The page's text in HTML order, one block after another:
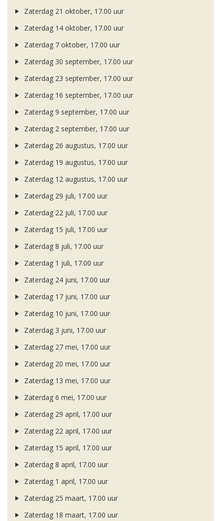
Zaterdag 21 oktober, 17.00 uur
Zaterdag 14 oktober, 17.00 uur
Zaterdag 7 oktober, 17.00 uur
Zaterdag 30 september, 17.00 uur
Zaterdag 23 september, 17.00 uur
Zaterdag 16 september, 17.00 uur
Zaterdag 9 september, 17.00 uur
Zaterdag 2 september, 17.00 uur
Zaterdag 26 augustus, 17.00 uur
Zaterdag 19 augustus, 17.00 uur
Zaterdag 12 augustus, 17.00 uur
Zaterdag 29 juli, 17.00 uur
Zaterdag 22 juli, 17.00 uur
Zaterdag 15 juli, 17.00 uur
Zaterdag 8 juli, 17.00 uur
Zaterdag 1 juli, 17.00 uur
Zaterdag 24 juni, 17.00 uur
Zaterdag 17 juni, 17.00 uur
Zaterdag 10 juni, 17.00 uur
Zaterdag 3 juni, 17.00 uur
Zaterdag 27 mei, 17.00 uur
Zaterdag 20 mei, 17.00 uur
Zaterdag 13 mei, 17.00 uur
Zaterdag 6 mei, 17.00 uur
Zaterdag 29 april, 17.00 uur
Zaterdag 22 april, 17.00 uur
Zaterdag 15 april, 17.00 uur
Zaterdag 8 april, 17.00 uur
Zaterdag 1 april, 17.00 uur
Zaterdag 25 maart, 17.00 uur
Zaterdag 18 maart, 17.00 uur